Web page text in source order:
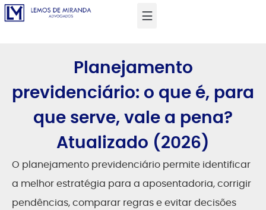
Planejamento
previdenciário: o que é, para
que serve, vale a pena?
Atualizado (2026)
O planejamento previdenciário permite identificar
a melhor estratégia para a aposentadoria, corrigir
pendências, comparar regras e evitar decisões